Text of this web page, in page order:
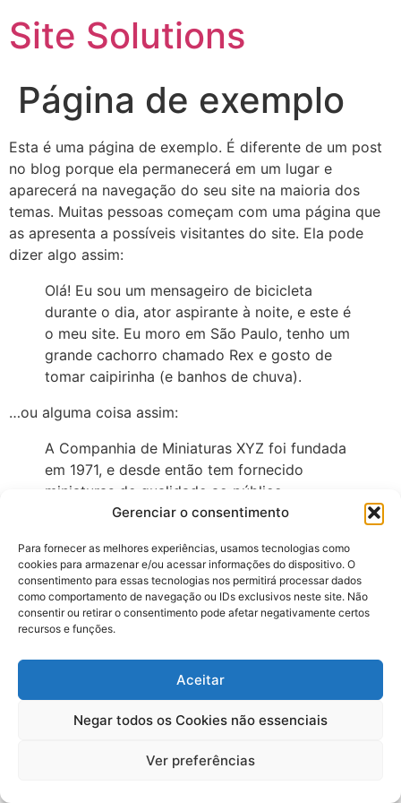
Gerenciar o consentimento
Para fornecer as melhores experiências, usamos tecnologias como
cookies para armazenar e/ou acessar informações do dispositivo. O
consentimento para essas tecnologias nos permitirá processar dados
como comportamento de navegação ou IDs exclusivos neste site. Não
consentir ou retirar o consentimento pode afetar negativamente certos
recursos e funções.
Aceitar
Negar todos os Cookies não essenciais
Ver preferências
Site Solutions
Página de exemplo
Esta é uma página de exemplo. É diferente de um post
no blog porque ela permanecerá em um lugar e
aparecerá na navegação do seu site na maioria dos
temas. Muitas pessoas começam com uma página que
as apresenta a possíveis visitantes do site. Ela pode
dizer algo assim:
Olá! Eu sou um mensageiro de bicicleta
durante o dia, ator aspirante à noite, e este é
o meu site. Eu moro em São Paulo, tenho um
grande cachorro chamado Rex e gosto de
tomar caipirinha (e banhos de chuva).
…ou alguma coisa assim:
A Companhia de Miniaturas XYZ foi fundada
em 1971, e desde então tem fornecido
miniaturas de qualidade ao público.
Localizada na cidade de Itu, a XYZ emprega
grandiosas para a comunidade da cidade.
Como um novo usuário do WordPress, você deveria ir
aopainelpara excluir essa página e criar novas páginas
para o seu conteúdo. Divirta-se!
Todos os direitos reservados